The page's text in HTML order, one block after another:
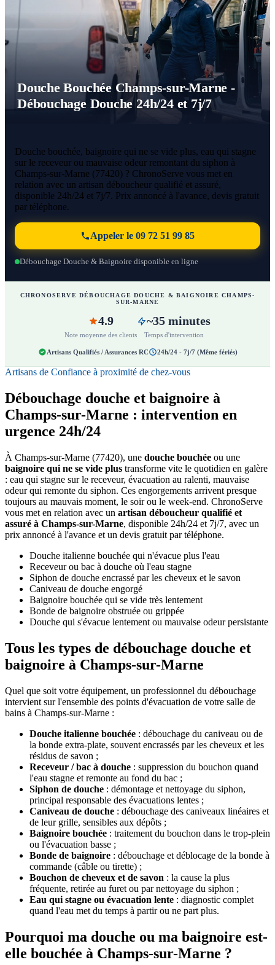
Douche Bouchée Champs-sur-Marne -
Débouchage Douche 24h/24 et 7j/7
Douche bouchée, baignoire qui ne se vide plus, eau qui stagne
sur le receveur ou mauvaise odeur remontant du siphon à
Champs-sur-Marne (77420) ? ChronoServe vous met en
relation avec un artisan déboucheur qualifié et assuré,
disponible 24h/24 et 7j/7. Prix annoncé à l'avance, devis gratuit
par téléphone.
Appeler le 09 72 51 99 85
Débouchage Douche & Baignoire disponible en ligne
CHRONOSERVE DÉBOUCHAGE DOUCHE & BAIGNOIRE CHAMPS-
SUR-MARNE
4.9
Note moyenne des clients
~35 minutes
Temps d'intervention
Artisans Qualifiés / Assurances RC 24h/24 - 7j/7 (Même fériés)
Artisans de Confiance à proximité de chez-vous
Débouchage douche et baignoire à
Champs-sur-Marne : intervention en
urgence 24h/24
À Champs-sur-Marne (77420), une douche bouchée ou une
baignoire qui ne se vide plus transforme vite le quotidien en galère
: eau qui stagne sur le receveur, évacuation au ralenti, mauvaise
odeur qui remonte du siphon. Ces engorgements arrivent presque
toujours au mauvais moment, le soir ou le week-end. ChronoServe
vous met en relation avec un artisan déboucheur qualifié et
assuré à Champs-sur-Marne, disponible 24h/24 et 7j/7, avec un
prix annoncé à l'avance et un devis gratuit par téléphone.
Douche italienne bouchée qui n'évacue plus l'eau
Receveur ou bac à douche où l'eau stagne
Siphon de douche encrassé par les cheveux et le savon
Caniveau de douche engorgé
Baignoire bouchée qui se vide très lentement
Bonde de baignoire obstruée ou grippée
Douche qui s'évacue lentement ou mauvaise odeur persistante
Tous les types de débouchage douche et
baignoire à Champs-sur-Marne
Quel que soit votre équipement, un professionnel du débouchage
intervient sur l'ensemble des points d'évacuation de votre salle de
bains à Champs-sur-Marne :
Douche italienne bouchée : débouchage du caniveau ou de
la bonde extra-plate, souvent encrassés par les cheveux et les
résidus de savon ;
Receveur / bac à douche : suppression du bouchon quand
l'eau stagne et remonte au fond du bac ;
Siphon de douche : démontage et nettoyage du siphon,
principal responsable des évacuations lentes ;
Caniveau de douche : débouchage des caniveaux linéaires et
de leur grille, sensibles aux dépôts ;
Baignoire bouchée : traitement du bouchon dans le trop-plein
ou l'évacuation basse ;
Bonde de baignoire : débouchage et déblocage de la bonde à
commande (câble ou tirette) ;
Bouchon de cheveux et de savon : la cause la plus
fréquente, retirée au furet ou par nettoyage du siphon ;
Eau qui stagne ou évacuation lente : diagnostic complet
quand l'eau met du temps à partir ou ne part plus.
Pourquoi ma douche ou ma baignoire est-
elle bouchée à Champs-sur-Marne ?